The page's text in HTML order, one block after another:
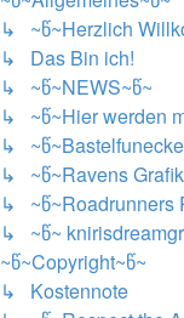
↳ ~წ~Herzlich
↳ Das Bin ich!
↳ ~წ~NEWS~წ~
↳ ~წ~Hier werden
↳
↳ ~წ~Ravens
↳ ~წ~Roadrunners
↳ ~წ~
~წ~Copyright~წ~
↳ Kostennote